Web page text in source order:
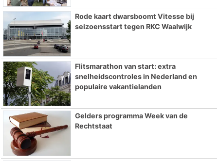
Rode kaart dwarsboomt Vitesse bij
seizoensstart tegen RKC Waalwijk
Flitsmarathon van start: extra
snelheidscontroles in Nederland en
populaire vakantielanden
Gelders programma Week van de
Rechtstaat